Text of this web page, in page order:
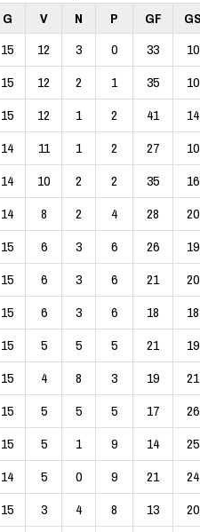
G V N P GF GS
15 12 3 0 33 10
15 12 2 1 35 10
15 12 1 2 41 14
14 11 1 2 27 10
14 10 2 2 35 16
14 8 2 4 28 20
15 6 3 6 26 19
15 6 3 6 21 20
15 6 3 6 18 18
15 5 5 5 21 19
15 4 8 3 19 21
15 5 5 5 17 26
15 5 1 9 14 25
14 5 0 9 21 24
15 3 4 8 13 20